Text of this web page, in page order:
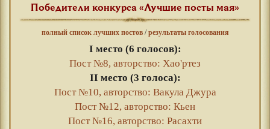
Победители конкурса «Лучшие посты мая»
полный список лучших постов/результаты голосования
I место (6 голосов):
Пост №8, авторство: Хао'ртез
II место (3 голоса):
Пост №10, авторство: Вакула Джура
Пост №12, авторство: Кьен
Пост №16, авторство: Расахти